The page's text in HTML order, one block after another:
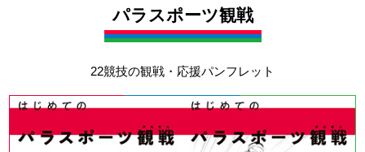
パラスポーツ観戦
22競技の観戦・応援パンフレット